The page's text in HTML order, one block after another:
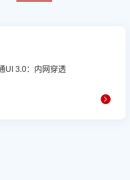
UI 3.0：内网穿透